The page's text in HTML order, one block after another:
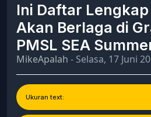
Ini Daftar
Akan Berlaga di
PMSL SEA
MikeApalah - Selasa, 17 Juni
Ukuran text: